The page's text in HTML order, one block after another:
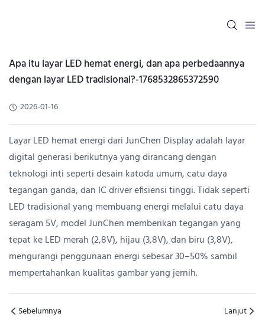
Apa itu layar LED hemat energi, dan apa perbedaannya
dengan layar LED tradisional?-1768532865372590
2026-01-16
Layar LED hemat energi dari JunChen Display adalah layar
digital generasi berikutnya yang dirancang dengan
teknologi inti seperti desain katoda umum, catu daya
tegangan ganda, dan IC driver efisiensi tinggi. Tidak seperti
LED tradisional yang membuang energi melalui catu daya
seragam 5V, model JunChen memberikan tegangan yang
tepat ke LED merah (2,8V), hijau (3,8V), dan biru (3,8V),
mengurangi penggunaan energi sebesar 30–50% sambil
mempertahankan kualitas gambar yang jernih.
Sebelumnya Lanjut